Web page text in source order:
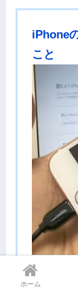
iPhone
こと
ホーム